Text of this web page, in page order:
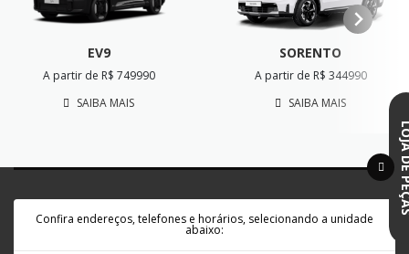
EV9
A partir de R$ 749990
SAIBA MAIS
SORENTO
A partir de R$ 344990
SAIBA MAIS
Confira endereços, telefones e horários, selecionando a unidade
abaixo:
LOJA